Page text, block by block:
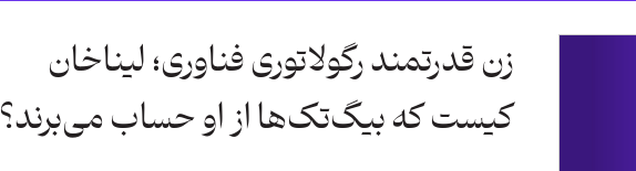
زن قدرتمند رگولاتوری فناوری؛ لیناخان
کیست که بیگ‌تک‌ها از او حساب می‌برند؟